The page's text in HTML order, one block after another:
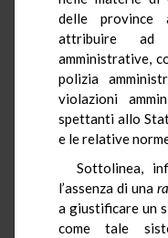
delle province
attribuire ad
amministrative,
polizia
violazioni
spettanti allo
e le relative
Sottolinea,
l’assenza di una
a giustificare un
come tale